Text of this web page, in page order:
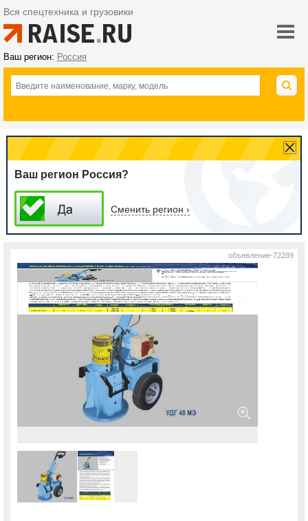
Вся спецтехника и грузовики
Ваш регион: Россия
Ваш регион Россия?
Сменить регион ›
объявление-72289